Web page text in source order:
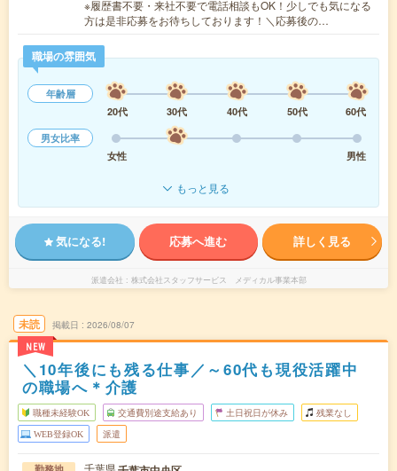
※履歴書不要・来社不要で電話相談もOK！少しでも気になる
方は是非応募をお待ちしております！＼応募後の…
職場の雰囲気
年齢層
20代
30代 40代 50代
60代
男女比率
女性
男性
もっと見る
気になる! 応募へ進む 詳しく見る
派遣会社 株式会社スタッフサービス メディカル事業本部
未読
NEW
掲載日 2026/08/07
＼10年後にも残る仕事／～60代も現役活躍中
の職場へ＊介護
職種未経験OK 交通費別途支給あり 土日祝日が休み 残業なし
WEB登録OK 派遣